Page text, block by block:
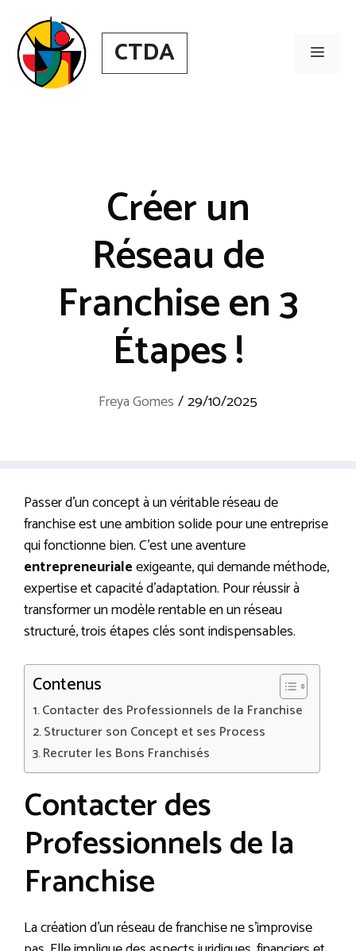
contenu
CTDA Menu
Créer un
Réseau de
Franchise en 3
Étapes !
Freya Gomes /29/10/2025
Passer d’un concept à un véritable réseau de
franchise est une ambition solide pour une entreprise
qui fonctionne bien. C’est une aventure
entrepreneurialeexigeante, qui demande méthode,
expertise et capacité d’adaptation. Pour réussir à
transformer un modèle rentable en un réseau
structuré, trois étapes clés sont indispensables.
Contenus
Contacter des Professionnels de la Franchise
Structurer son Concept et ses Process
Recruter les Bons Franchisés
Contacter des
Professionnels de la
Franchise
La création d’un réseau de franchise ne s’improvise